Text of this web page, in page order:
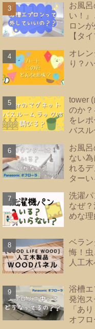
外！
パン
お風
い！
ロン
【タ
バー
｜
オレ
り？
tower
のか？
をレ
バス
お風
ない
れる
ター
洗濯
なぜ
めな理
ベラ
悔！
人工
浴槽
発泡
「あ
オフ